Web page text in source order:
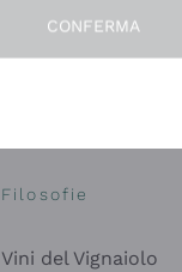
Filosofie
Vini del Vignaiolo
CONFERMA